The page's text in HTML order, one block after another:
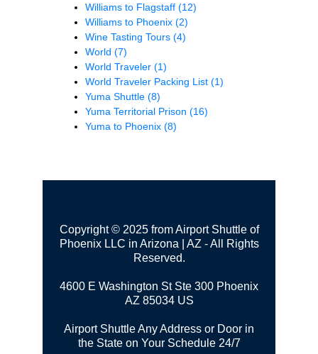
Williams to Flagstaff (12)
Williams to Phoenix (2)
Wine Tasting Tours (4)
World (7)
World Traveler (1)
World Traveler Packing List (1)
Yuma Shuttle (8)
Yuma Territorial Prison (16)
Yuma to Phoenix (8)
Copyright © 2025 from Airport Shuttle of
Phoenix LLC in Arizona | AZ - All Rights
Reserved.
4600 E Washington St Ste 300 Phoenix
AZ 85034 US
Airport Shuttle Any Address or Door in
the State on Your Schedule 24/7